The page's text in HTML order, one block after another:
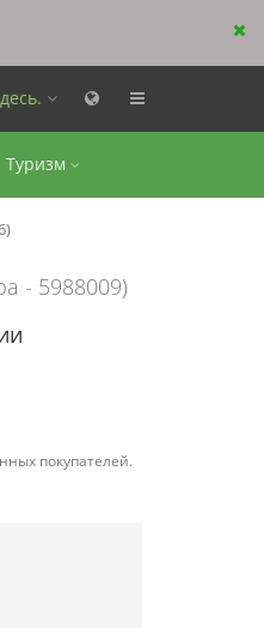
Туризм
- 5988009)
покупателей.